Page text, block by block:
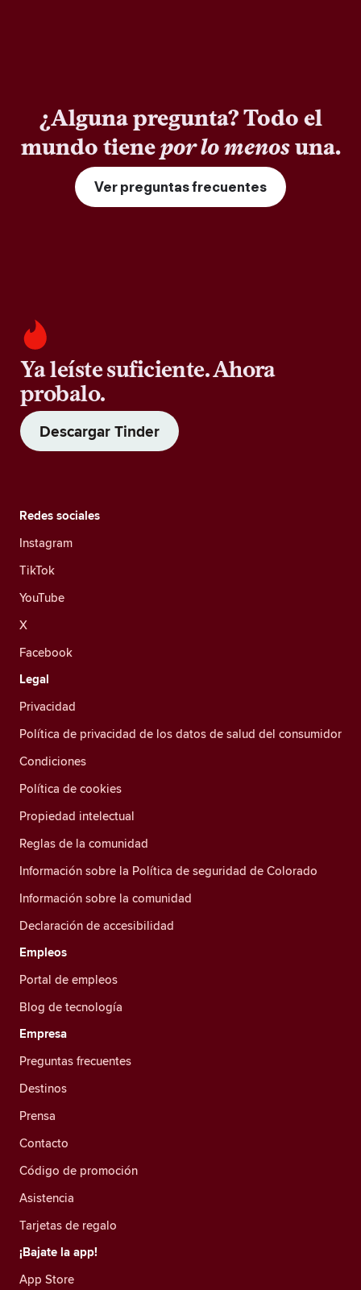
¿Alguna pregunta? Todo el
mundo tienepor lo menosuna.
Ver preguntas frecuentes
Ya leíste suficiente. Ahora
probalo.
Descargar Tinder
Redes sociales
Instagram
TikTok
YouTube
X
Facebook
Legal
Privacidad
Política de privacidad de los datos de salud del consumidor
Condiciones
Política de cookies
Propiedad intelectual
Reglas de la comunidad
Información sobre la Política de seguridad de Colorado
Información sobre la comunidad
Declaración de accesibilidad
Empleos
Portal de empleos
Blog de tecnología
Empresa
Preguntas frecuentes
Destinos
Prensa
Contacto
Código de promoción
Asistencia
Tarjetas de regalo
¡Bajate la app!
App Store